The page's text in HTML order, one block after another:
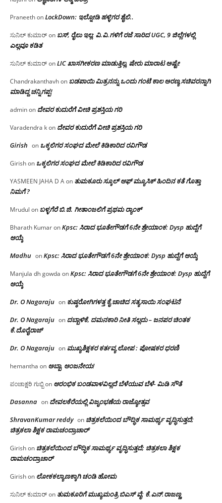
PraneethonLockDown: ಇಲ್ನೋಡಿ ಹಳ್ಳಿಗರ ಶೈಲಿ..
ಸುನಿಲ್ ಕುಮಾರ್on ಬಸ್, ರೈಲು ಇಲ್ಲ; ವಿ.ವಿ.ಗಳಿಗೆ ರಜೆ ಸಾರಿದ UGC, 9 ಜಿಲ್ಲೆಗಳಲ್ಲಿ
ಎಲ್ಲವೂ ಕಡಿತ
ಸುನಿಲ್ ಕುಮಾರ್onLIC ಖಾಸಗೀಕರಣ ಮಾಡುತ್ತಿಲ್ಲ, ಷೇರು ಮಾರಾಟ ಅಷ್ಟೇ
Chandrakanthavhon ಬಡಪಾಯಿ ಮಿತ್ರನನ್ನು ಒಂದು ಗಂಟೆ ಕಾಲ ಅರಣ್ಯ ಸಚಿವರನ್ನಾಗಿ
ಮಾಡಿದ್ದ ಚನ್ನಿಗಪ್ಪ!
adminon ದೇವರ ಕುದುರೆಗೆ ವೀಚಿ ಪ್ರಶಸ್ತಿಯ ಗರಿ
Varadendra kon ದೇವರ ಕುದುರೆಗೆ ವೀಚಿ ಪ್ರಶಸ್ತಿಯ ಗರಿ
Girish on ಒಕ್ಕಲಿಗರ ಸಂಘದ ಮೇಲೆ ಕಿಡಿಕಾರಿದ ರವಿಗೌಡ
Girishon ಒಕ್ಕಲಿಗರ ಸಂಘದ ಮೇಲೆ ಕಿಡಿಕಾರಿದ ರವಿಗೌಡ
YASMEEN JAHA D Aon ತುಮಕೂರು ಸ್ಕೂಲ್ ಆಫ್ ಮ್ಯೂಸಿಕ್ ಹಿಂದಿನ ಕತೆ ಗೊತ್ತಾ
ನಿಮಗೆ ?
Mrudul on ಬಳ್ಳಗೆರೆ ಬಿ.ಜಿ. ಗೀತಾಂಜಲಿಗೆ ಪ್ರಥಮ ರ‌್ಯಾಂಕ್
Bharath KumaronKpsc: ಸಿರಾದ ಭೂತೇಗೌಡಗೆ 6ನೇ ಶ್ರೇಯಾಂಕ: Dysp ಹುದ್ದೆಗೆ
ಆಯ್ಕೆ
Madhu onKpsc: ಸಿರಾದ ಭೂತೇಗೌಡಗೆ 6ನೇ ಶ್ರೇಯಾಂಕ: Dysp ಹುದ್ದೆಗೆ ಆಯ್ಕೆ
Manjula dh gowda onKpsc: ಸಿರಾದ ಭೂತೇಗೌಡಗೆ 6ನೇ ಶ್ರೇಯಾಂಕ: Dysp ಹುದ್ದೆಗೆ
ಆಯ್ಕೆ
Dr. O Nagaraju on ಕುಷ್ಠರೋಗಿಗಳತ್ತ ಕೈ ಚಾಚಿದ ಸತ್ಯಸಾಯಿ ಸಂಘಟನೆ
Dr. O Nagaraju on ದಬ್ಬಾಳಿಕೆ, ದಮನಕಾರಿ ನೀತಿ ಸಲ್ಲದು – ಜನಪರ ಚಿಂತಕ
ಕೆ.ದೊರೈರಾಜ್
Dr. O Nagaraju on ಮುಖ್ಯಶಿಕ್ಷಕರ ಕರ್ತವ್ಯ ಲೋಪ : ಪೋಷಕರ ಧರಣಿ
hemantha on ಅಬ್ಬಾ, ಆಂಜನೇಯ!
ಪಂಚಾಕ್ಷರಿ ಗುಬ್ಬಿon ಆರಂಭಿಕ ಬಂಡವಾಳವಿಲ್ಲದೆ ಬೆಳೆಯುವ ಬೆಳೆ- ಮಿಡಿ ಸೌತೆ
Dasanna on ದೇವಲಕೆರೆಯಲ್ಲಿ ವಿಜೃಂಭಣೆಯ ರಾಜ್ಯೋತ್ಸವ
ShravanKumar reddy on ಚಿತ್ರಕಲೆಯಿಂದ ಬೌದ್ಧಿಕ ಸಾಮರ್ಥ್ಯ ವೃದ್ಧಿಸುತ್ತದೆ;
ಚಿತ್ರಕಲಾ ಶಿಕ್ಷಕ ರಾಮಚಂದ್ರಾಚಾರ್
Girishon ಚಿತ್ರಕಲೆಯಿಂದ ಬೌದ್ಧಿಕ ಸಾಮರ್ಥ್ಯ ವೃದ್ಧಿಸುತ್ತದೆ; ಚಿತ್ರಕಲಾ ಶಿಕ್ಷಕ
ರಾಮಚಂದ್ರಾಚಾರ್
Girishon ಲೋಕಕಲ್ಯಾಣಕ್ಕಾಗಿ ಚಂಡಿ ಹೋಮ
ಸುನಿಲ್ ಕುಮಾರ್on ತುಮಕೂರಿಗೆ ಮುಖ್ಯಮಂತ್ರಿ ಬಿಎಸ್ ವೈ: ಕೆ.ಎನ್.ರಾಜಣ್ಣ